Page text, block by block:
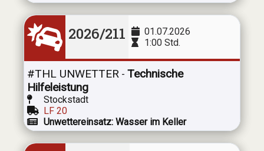
2026/211
01.07.2026
1:00 Std.
#THL UNWETTER - Technische
Hilfeleistung
Stockstadt
LF 20
Unwettereinsatz: Wasser im Keller